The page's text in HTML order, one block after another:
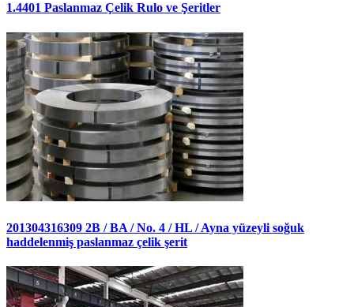
1.4401 Paslanmaz Çelik Rulo ve Şeritler
201304316309 2B / BA / No. 4 / HL / Ayna yüzeyli soğuk
haddelenmiş paslanmaz çelik şerit